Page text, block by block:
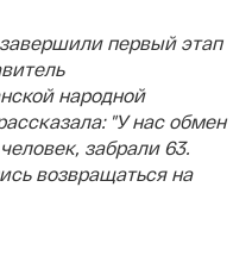
первый этап
народной
"У нас обмен
забрали 63.
возвращаться на